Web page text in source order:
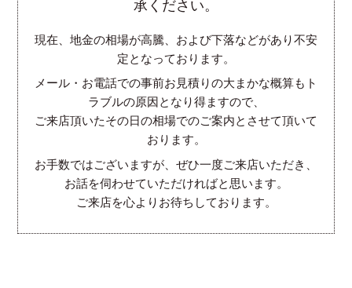
承ください。
現在、地金の相場が高騰、および下落などがあり不安
定となっております。
メール・お電話での事前お見積りの大まかな概算もト
ラブルの原因となり得ますので、
ご来店頂いたその日の相場でのご案内とさせて頂いて
おります。
お手数ではございますが、ぜひ一度ご来店いただき、
お話を伺わせていただければと思います。
ご来店を心よりお待ちしております。